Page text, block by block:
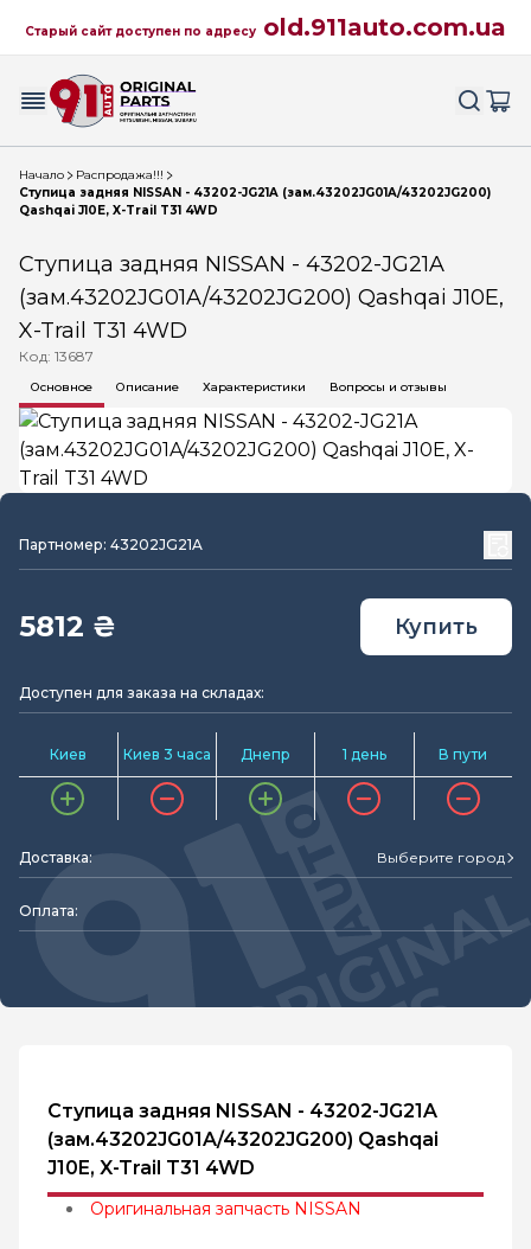
Старый сайт доступен по адресу old.911auto.com.ua
Начало
Распродажа!!!
Ступица задняя NISSAN - 43202-JG21A (зам.43202JG01A/43202JG200)
Qashqai J10E, X-Trail T31 4WD
Ступица задняя NISSAN - 43202-JG21A
(зам.43202JG01A/43202JG200) Qashqai J10E,
X-Trail T31 4WD
Код: 13687
Основное Описание Характеристики Вопросы и отзывы
Партномер: 43202JG21A
5812 ₴ Купить
Доступен для заказа на складах:
Киев Киев 3 часа Днепр 1 день В пути
Доставка: Выберите город
Оплата:
Ступица задняя NISSAN - 43202-JG21A
(зам.43202JG01A/43202JG200) Qashqai
J10E, X-Trail T31 4WD
Оригинальная запчасть NISSAN